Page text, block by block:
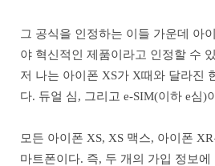
그 공식을 인정하는 이들 가운데 아
야 혁신적인 제품이라고 인정할 수
저 나는 아이폰 XS가 X때와 달라진
다. 듀얼 심, 그리고 e-SIM(이하 e심)
모든 아이폰 XS, XS 맥스, 아이폰
마트폰이다. 즉, 두 개의 가입 정보